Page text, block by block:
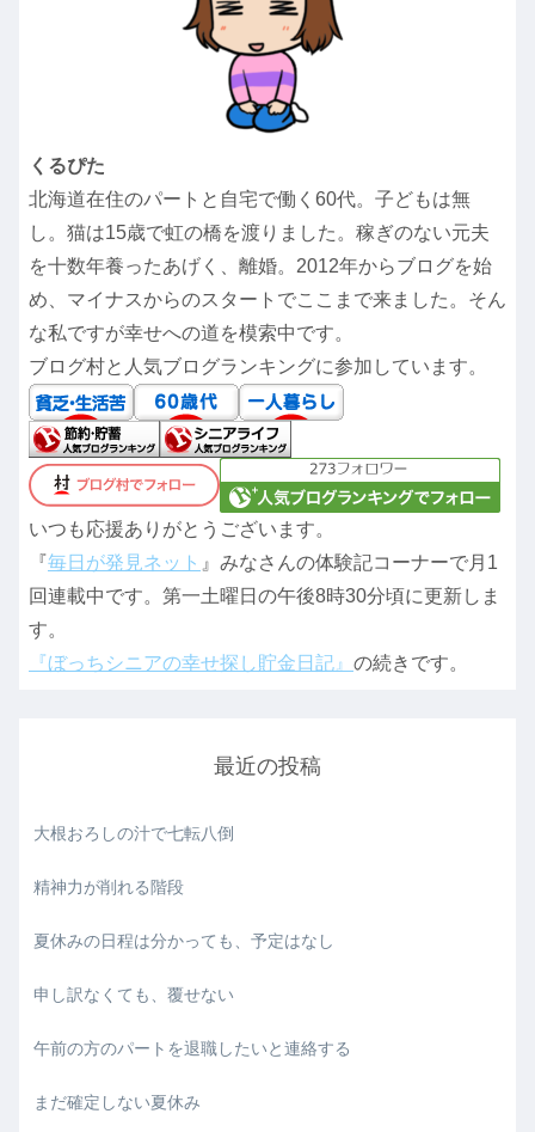
くるぴた
北海道在住のパートと自宅で働く60代。子どもは無
し。猫は15歳で虹の橋を渡りました。稼ぎのない元夫
を十数年養ったあげく、離婚。2012年からブログを始
め、マイナスからのスタートでここまで来ました。そん
な私ですが幸せへの道を模索中です。
ブログ村と人気ブログランキングに参加しています。
いつも応援ありがとうございます。
『毎日が発見ネット 』みなさんの体験記コーナーで月1
回連載中です。第一土曜日の午後8時30分頃に更新しま
す。
『ぼっちシニアの幸せ探し貯金日記』 の続きです。
最近の投稿
大根おろしの汁で七転八倒
精神力が削れる階段
夏休みの日程は分かっても、予定はなし
申し訳なくても、覆せない
午前の方のパートを退職したいと連絡する
まだ確定しない夏休み